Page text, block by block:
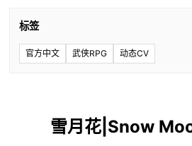
标签
官方中文 武侠RPG 动态CV
雪月花|Snow